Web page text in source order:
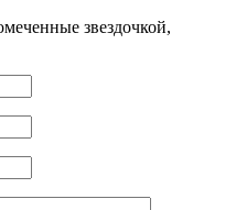
звездочкой,